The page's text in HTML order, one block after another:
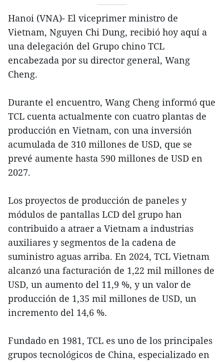
Hanoi (VNA)- El viceprimer ministro de
Vietnam, Nguyen Chi Dung, recibió hoy aquí a
una delegación del Grupo chino TCL
encabezada por su director general, Wang
Cheng.
Durante el encuentro, Wang Cheng informó que
TCL cuenta actualmente con cuatro plantas de
producción en Vietnam, con una inversión
acumulada de 310 millones de USD, que se
prevé aumente hasta 590 millones de USD en
2027.
Los proyectos de producción de paneles y
módulos de pantallas LCD del grupo han
contribuido a atraer a Vietnam a industrias
auxiliares y segmentos de la cadena de
suministro aguas arriba. En 2024, TCL Vietnam
alcanzó una facturación de 1,22 mil millones de
USD, un aumento del 11,9 %, y un valor de
producción de 1,35 mil millones de USD, un
incremento del 14,6 %.
Fundado en 1981, TCL es uno de los principales
grupos tecnológicos de China, especializado en